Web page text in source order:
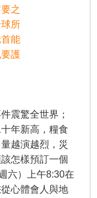
之
所
能
護
震驚全世界；
年新高，糧食
越演越烈，災
怎樣預訂一個
六）上午8:30在
心體會人與地